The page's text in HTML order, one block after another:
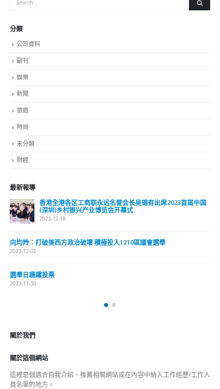
分類
公司資料
副刊
娛樂
新聞
旅遊
時尚
未分類
財經
最新報導
香港全港各区工商联永远名誉会长吴锡有出席2023首届中国
(深圳)乡村振兴产业博览会开幕式
2023-12-18
向均羚：打破美西方政治破壞 積極投入1210區議會選舉
2023-12-02
選舉日踴躍投票
2023-11-30
關於我們
關於這個網站
這裡是個適合自我介紹、推薦相關網站或在內容中納入工作經歷/工作人
員名單的地方。